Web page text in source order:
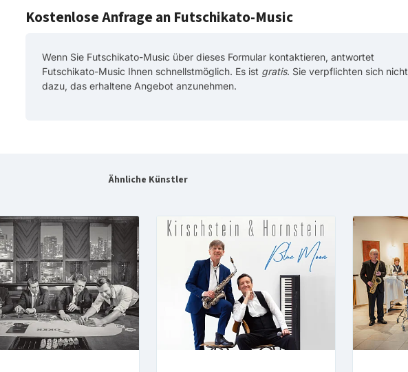
Kostenlose Anfrage an Futschikato-Music
Wenn Sie Futschikato-Music über dieses Formular kontaktieren, antwortet
Futschikato-Music Ihnen schnellstmöglich. Es ist gratis. Sie verpflichten sich nicht
dazu, das erhaltene Angebot anzunehmen.
Ähnliche Künstler